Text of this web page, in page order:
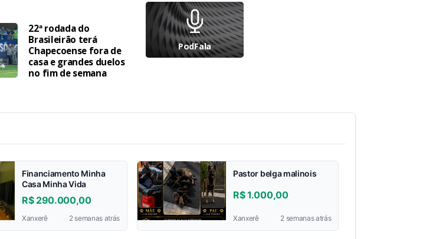
22ª rodada do
Brasileirão terá
Chapecoense fora de
casa e grandes duelos
no fim de semana
PodFala
Financiamento Minha
Casa Minha Vida
R$ 290.000,00
Xanxerê 2 semanas atrás
Pastor belga malinois
R$ 1.000,00
Xanxerê 2 semanas atrás